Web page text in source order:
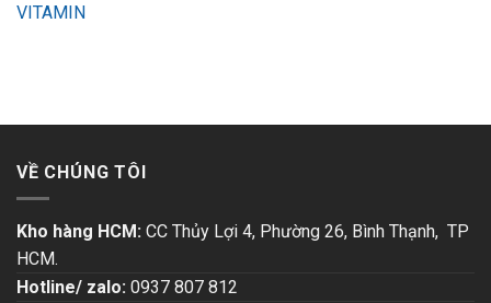
VITAMIN
VỀ CHÚNG TÔI
Kho hàng HCM: CC Thủy Lợi 4, Phường 26, Bình Thạnh, TP
HCM.
Hotline/ zalo: 0937 807 812